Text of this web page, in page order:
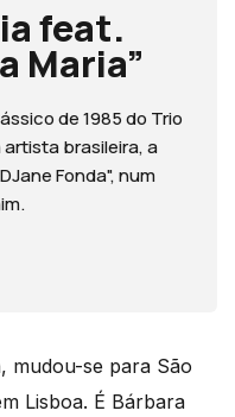
feat.
Maria”
de 1985 do Trio
artista brasileira, a
Fonda", num
mudou-se para São
Lisboa. É Bárbara